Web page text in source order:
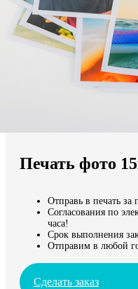
Мы доставляем по всему
Продолжить без города
Печать фото
Отправь в печать за
Согласования по
часа!
Срок выполнения
Отправим в любой
Сделать заказ